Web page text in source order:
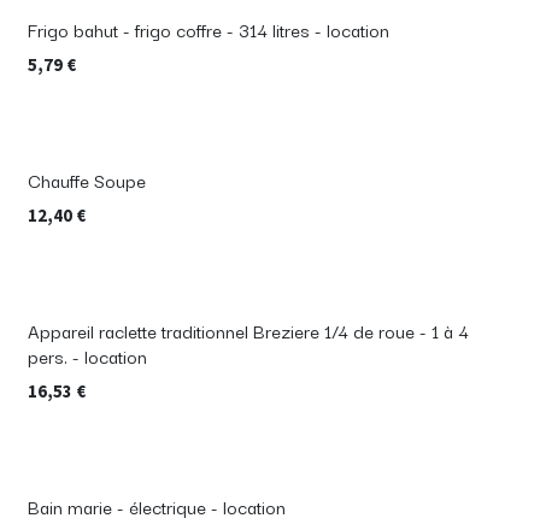
Frigo bahut - frigo coffre - 314 litres - location
5,79 €
Chauffe Soupe
12,40 €
Appareil raclette traditionnel Breziere 1/4 de roue - 1 à 4
pers. - location
16,53 €
Bain marie - électrique - location